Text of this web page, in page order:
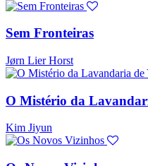
Sem Fronteiras
Jørn Lier Horst
O Mistério da
Kim Jiyun